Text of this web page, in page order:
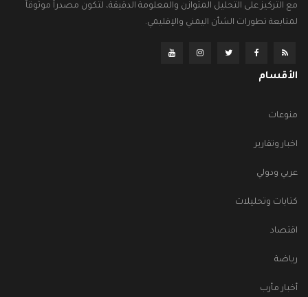
مع التركيز على التحليل المتوازن والمعلومة الدقيقة، لتكون مصدراً موثوقاً
لمتابعة تطورات الشأن اليمني والإقليمي.
الأقسام
منوعات
اخبار وتقارير
عربي ودولي
كتابات وتحليلات
اقتصاد
رياضة
أخبار مأرب